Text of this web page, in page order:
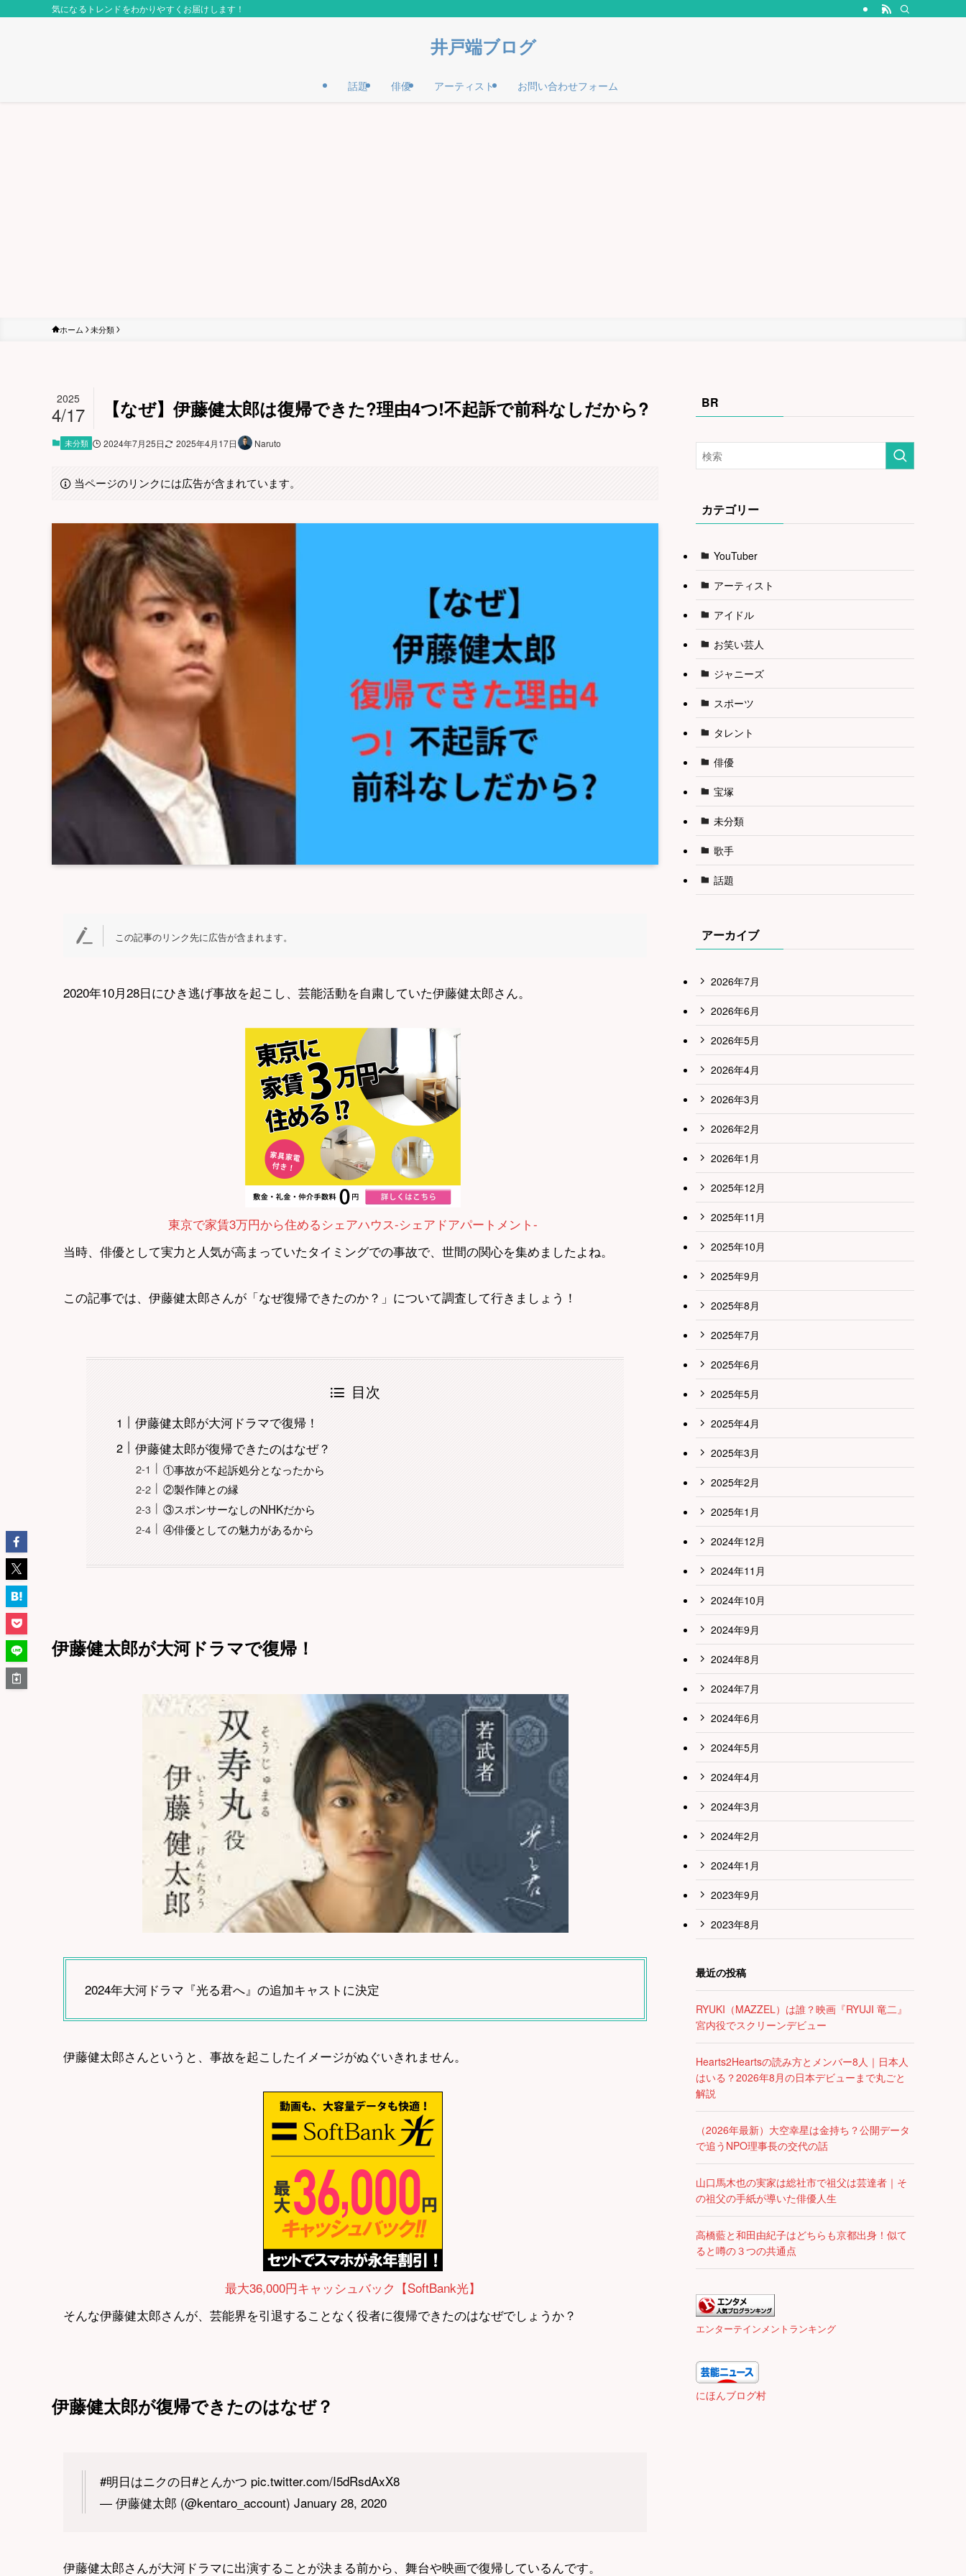
気になるトレンドをわかりやすくお届けします！
井戸端ブログ
話題 俳優 アーティスト お問い合わせフォーム
ホーム 未分類
【なぜ】伊藤健太郎は復帰できた?理由4つ!不起訴で前科なしだから?
2025
4/17
未分類 2024年7月25日 2025年4月17日 Naruto
当ページのリンクには広告が含まれています。
この記事のリンク先に広告が含まれます。
2020年10月28日にひき逃げ事故を起こし、芸能活動を自粛していた伊藤健太郎さん。
東京で家賃3万円から住めるシェアハウス-シェアドアパートメント-
当時、俳優として実力と人気が高まっていたタイミングでの事故で、世間の関心を集めましたよね。
この記事では、伊藤健太郎さんが「なぜ復帰できたのか？」について調査して行きましょう！
目次
伊藤健太郎が大河ドラマで復帰！
伊藤健太郎が復帰できたのはなぜ？
①事故が不起訴処分となったから
②製作陣との縁
③スポンサーなしのNHKだから
④俳優としての魅力があるから
伊藤健太郎が大河ドラマで復帰！
2024年大河ドラマ『光る君へ』の追加キャストに決定
伊藤健太郎さんというと、事故を起こしたイメージがぬぐいきれません。
最大36,000円キャッシュバック【SoftBank光】
そんな伊藤健太郎さんが、芸能界を引退することなく役者に復帰できたのはなぜでしょうか？
伊藤健太郎が復帰できたのはなぜ？
#明日はニクの日#とんかつ pic.twitter.com/I5dRsdAxX8
— 伊藤健太郎 (@kentaro_account) January 28, 2020
伊藤健太郎さんが大河ドラマに出演することが決まる前から、舞台や映画で復帰しているんです。
BR
カテゴリー
YouTuber
アーティスト
アイドル
お笑い芸人
ジャニーズ
スポーツ
タレント
俳優
宝塚
未分類
歌手
話題
アーカイブ
2026年7月
2026年6月
2026年5月
2026年4月
2026年3月
2026年2月
2026年1月
2025年12月
2025年11月
2025年10月
2025年9月
2025年8月
2025年7月
2025年6月
2025年5月
2025年4月
2025年3月
2025年2月
2025年1月
2024年12月
2024年11月
2024年10月
2024年9月
2024年8月
2024年7月
2024年6月
2024年5月
2024年4月
2024年3月
2024年2月
2024年1月
2023年9月
2023年8月
最近の投稿
RYUKI（MAZZEL）は誰？映画『RYUJI 竜二』
宮内役でスクリーンデビュー
Hearts2Heartsの読み方とメンバー8人｜日本人
はいる？2026年8月の日本デビューまで丸ごと
解説
（2026年最新）大空幸星は金持ち？公開データ
で追うNPO理事長の交代の話
山口馬木也の実家は総社市で祖父は芸達者｜そ
の祖父の手紙が導いた俳優人生
高橋藍と和田由紀子はどちらも京都出身！似て
ると噂の３つの共通点
エンターテインメントランキング
にほんブログ村